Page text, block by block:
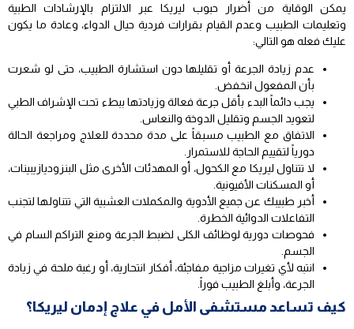
يمكن الوقاية من أضرار حبوب ليريكا عبر الالتزام بالإرشادات الطبية
وتعليمات الطبيب وعدم القيام بقرارات فردية حيال الدواء، وعادة ما يكون
عليك فعله هو التالي:
عدم زيادة الجرعة أو تقليلها دون استشارة الطبيب، حتى لو شعرت
بأن المفعول انخفض.
يجب دائماً البدء بأقل جرعة فعالة وزيادتها ببطء تحت الإشراف الطبي
لتعويد الجسم وتقليل الدوخة والنعاس.
الاتفاق مع الطبيب مسبقاً على مدة محددة للعلاج ومراجعة الحالة
دورياً لتقييم الحاجة للاستمرار.
لا تتناول ليريكا مع الكحول، أو المهدئات الأخرى مثل البنزوديازيبينات،
أو المسكنات الأفيونية.
أخبر طبيبك عن جميع الأدوية والمكملات العشبية التي تتناولها لتجنب
التفاعلات الدوائية الخطرة.
فحوصات دورية لوظائف الكلى لضبط الجرعة ومنع التراكم السام في
الجسم.
انتبه لأي تغيرات مزاجية مفاجئة، أفكار انتحارية، أو رغبة ملحة في زيادة
الجرعة، وأبلغ الطبيب فوراً.
كيف تساعد مستشفى الأمل في علاج إدمان ليريكا؟